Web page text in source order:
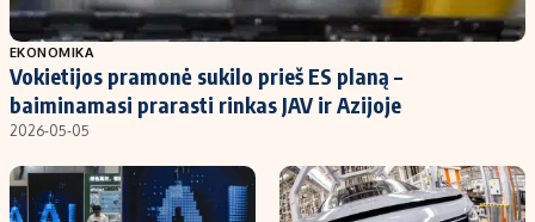
Populiarios temos
Investavimas
Akcijų rinka
Saulės elektrinės
Kriptovaliutos
Titulinis
Nedarbo išmokos skaičiuoklė
Indėlių skaičiuoklė
Būsto finansai
EKONOMIKA
Vokietijos pramonė sukilo prieš ES planą –
baiminamasi prarasti rinkas JAV ir Azijoje
2026-05-05